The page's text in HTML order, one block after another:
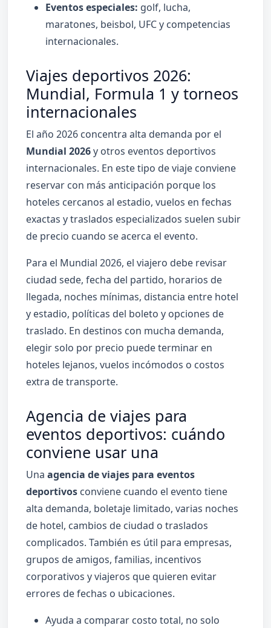
Eventos especiales: golf, lucha,
maratones, beisbol, UFC y competencias
internacionales.
Viajes deportivos 2026:
Mundial, Formula 1 y torneos
internacionales
El año 2026 concentra alta demanda por el
Mundial 2026y otros eventos deportivos
internacionales. En este tipo de viaje conviene
reservar con más anticipación porque los
hoteles cercanos al estadio, vuelos en fechas
exactas y traslados especializados suelen subir
de precio cuando se acerca el evento.
Para el Mundial 2026, el viajero debe revisar
ciudad sede, fecha del partido, horarios de
llegada, noches mínimas, distancia entre hotel
y estadio, políticas del boleto y opciones de
traslado. En destinos con mucha demanda,
elegir solo por precio puede terminar en
hoteles lejanos, vuelos incómodos o costos
extra de transporte.
Agencia de viajes para
eventos deportivos: cuándo
conviene usar una
Una agencia de viajes para eventos
deportivosconviene cuando el evento tiene
alta demanda, boletaje limitado, varias noches
de hotel, cambios de ciudad o traslados
complicados. También es útil para empresas,
grupos de amigos, familias, incentivos
corporativos y viajeros que quieren evitar
errores de fechas o ubicaciones.
Ayuda a comparar costo total, no solo